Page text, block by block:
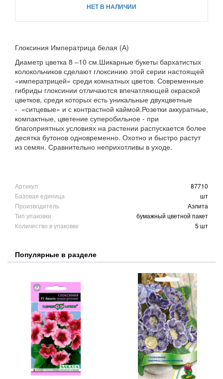
НЕТ В НАЛИЧИИ
Глоксиния Императрица белая (А)
Диаметр цветка 8 –10 см.Шикарные букеты бархатистых
колокольчиков сделают глоксинию этой серии настоящей
«императрицей» среди комнатных цветов. Современные
гибриды глоксинии отличаются впечатляющей окраской
цветков, среди которых есть уникальные двухцветные
- «ситцевые» и с контрастной каймой.Розетки аккуратные,
компактные, цветение суперобильное - при
благоприятных условиях на растении распускается более
десятка бутонов одновременно. Охотно и быстро растут
из семян. Сравнительно неприхотливы в уходе.
Артикул
87710
Базовая единица
шт
Производитель
Аэлита
Тип упаковки
бумажный цветной пакет
Количество в упаковке
5 шт
Популярные в разделе